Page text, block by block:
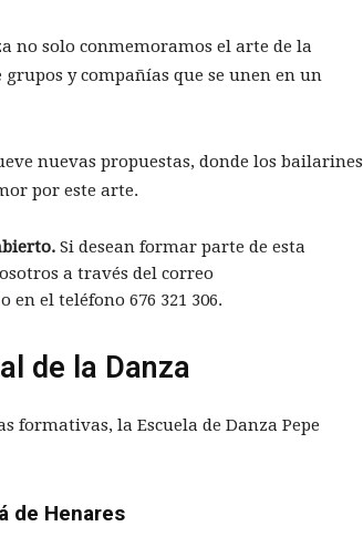
no solo conmemoramos el arte de la
y compañías que se unen en un
nuevas propuestas, donde los bailarines
por este arte.
Si desean formar parte de esta
a través del correo
o en el teléfono 676 321 306.
de la Danza
formativas, la Escuela de Danza Pepe
de Henares